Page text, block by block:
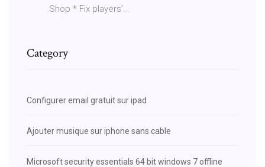
Shop * Fix players’...
Category
Configurer email gratuit sur ipad
Ajouter musique sur iphone sans cable
Microsoft security essentials 64 bit windows 7 offline